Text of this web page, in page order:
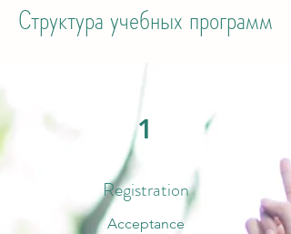
Структура учебных программ
1
Registration
Acceptance